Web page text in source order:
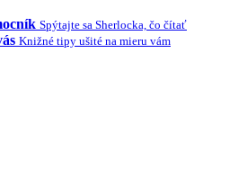
Spýtajte sa Sherlocka, čo čítať
Knižné tipy ušité na mieru vám